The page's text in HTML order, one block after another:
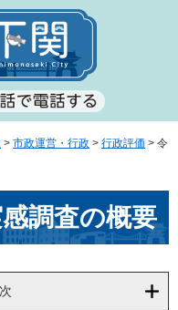
> 市政運営・行政 > 行政評価 > 令
調査の概要